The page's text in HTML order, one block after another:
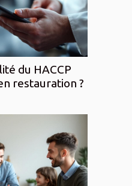
du HACCP
restauration ?